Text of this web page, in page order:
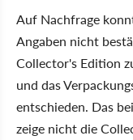
Auf Nachfrage
Angaben nicht
Collector's Edition
und das
entschieden. Das
zeige nicht die